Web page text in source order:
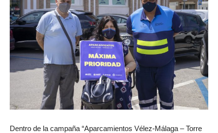
Dentro de la campaña “Aparcamientos Vélez-Málaga – Torre